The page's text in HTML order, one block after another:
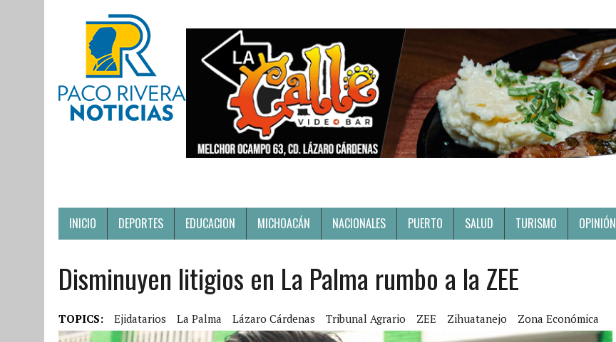
INICIO DEPORTES EDUCACION MICHOACÁN NACIONALES PUERTO SALUD TURISMO OPINIÓN
Disminuyen litigios en La Palma rumbo a la ZEE
TOPICS: Ejidatarios La Palma Lázaro Cárdenas Tribunal Agrario ZEE Zihuatanejo Zona Económica